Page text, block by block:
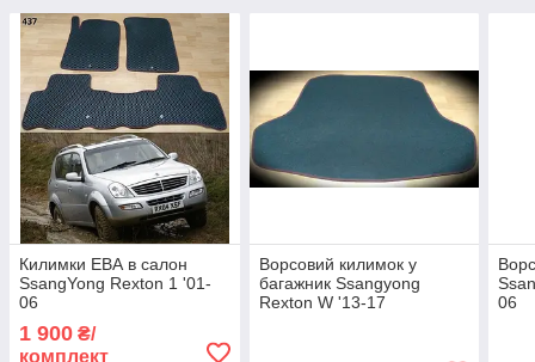
Килимки ЕВА в салон
SsangYong Rexton 1 '01-
06
1 900 ₴/
комплект
Ворсовий килимок у
багажник Ssangyong
Rexton W '13-17
06